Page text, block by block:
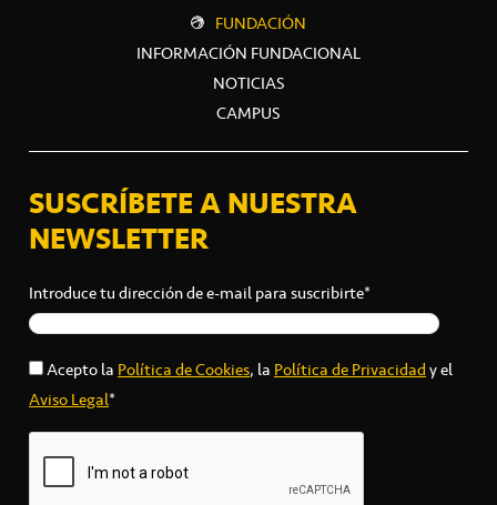
FUNDACIÓN
INFORMACIÓN FUNDACIONAL
NOTICIAS
CAMPUS
SUSCRÍBETE A NUESTRA
NEWSLETTER
Introduce tu dirección de e-mail para suscribirte*
Acepto laPolítica de Cookies, laPolítica de Privacidady el
Aviso Legal*